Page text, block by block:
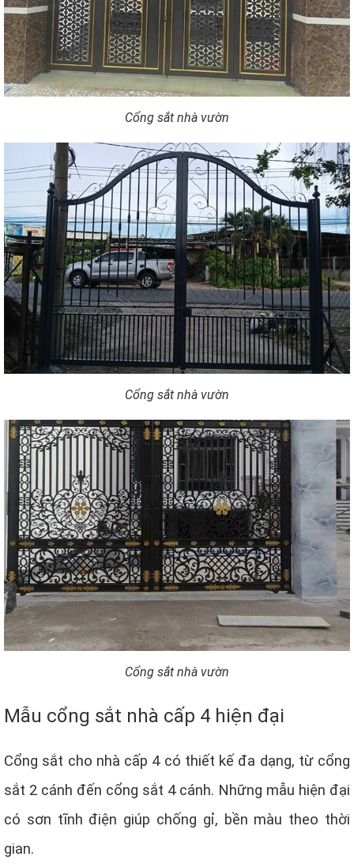
Cổng sắt nhà vườn
Cổng sắt nhà vườn
Cổng sắt nhà vườn
Mẫu cổng sắt nhà cấp 4 hiện đại
Cổng sắt cho nhà cấp 4 có thiết kế đa dạng, từ cổng
sắt 2 cánh đến cổng sắt 4 cánh. Những mẫu hiện đại
có sơn tĩnh điện giúp chống gỉ, bền màu theo thời
gian.